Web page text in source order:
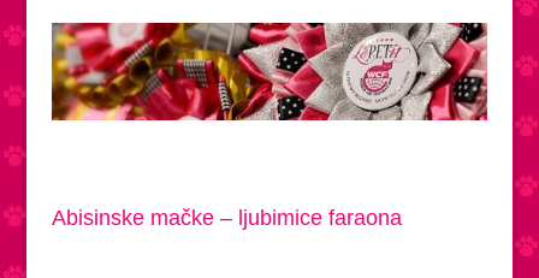
Abisinske mačke – ljubimice faraona